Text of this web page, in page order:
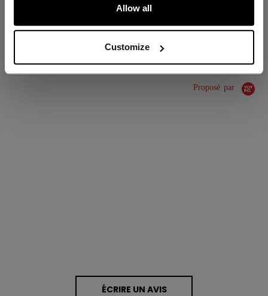
Allow all
Customize
ÉVALUATIONS
Proposé par
ÉCRIRE UN AVIS